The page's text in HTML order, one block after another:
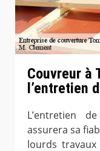
Couvreur à
l’entretien
L’entretien
assurera sa
lourds travaux